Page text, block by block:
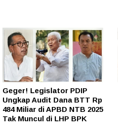
Geger! Legislator PDIP
Ungkap Audit Dana BTT Rp
484 Miliar di APBD NTB 2025
Tak Muncul di LHP BPK